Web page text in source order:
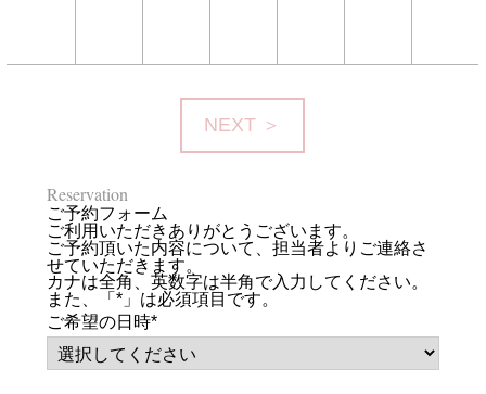
NEXT ＞
Reservation
ご予約フォーム
ご利用いただきありがとうございます。
ご予約頂いた内容について、担当者よりご連絡さ
せていただきます。
カナは全角、英数字は半角で入力してください。
また、「*」は必須項目です。
ご希望の日時*